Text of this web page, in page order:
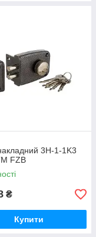
3H-1-1K3
FZB
₴
Купити